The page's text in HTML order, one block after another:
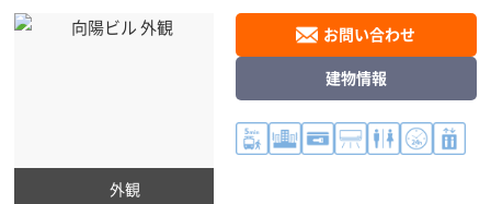
外観
お問い合わせ
建物情報